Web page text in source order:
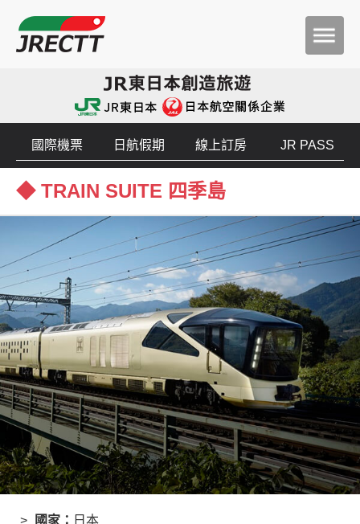
創造旅遊
國際機票 日航假期 線上訂房 JR PASS
◆ TRAIN SUITE 四季島
國家： 日本